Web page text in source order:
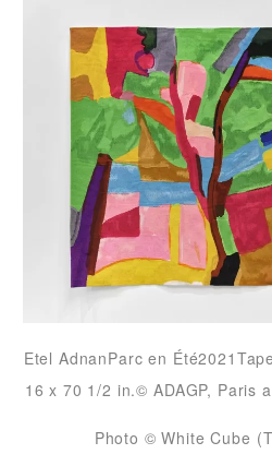
Etel AdnanParc en
16 x 70 1/2 in.© ADAGP, Paris
Photo © White Cube